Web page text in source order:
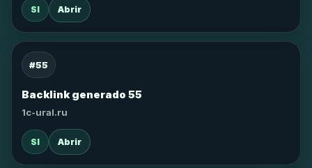
SI Abrir
#55
Backlink generado 55
1c-ural.ru
SI Abrir